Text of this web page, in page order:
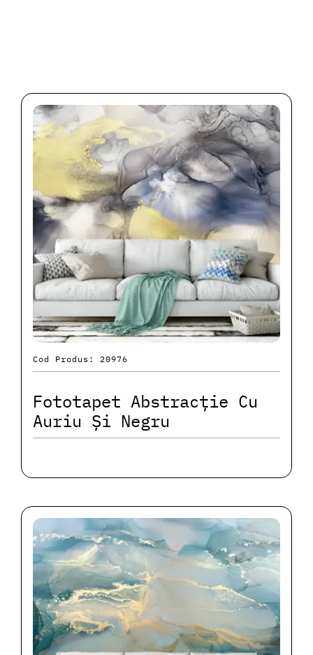
Cod Produs: 20976
Fototapet Abstracție Cu
Auriu Și Negru